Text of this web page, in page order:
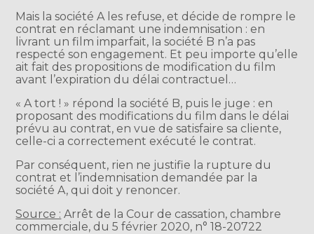
Mais la société A les refuse, et décide de rompre le
contrat en réclamant une indemnisation : en
livrant un film imparfait, la société B n’a pas
respecté son engagement. Et peu importe qu’elle
ait fait des propositions de modification du film
avant l’expiration du délai contractuel…
« A tort ! » répond la société B, puis le juge : en
proposant des modifications du film dans le délai
prévu au contrat, en vue de satisfaire sa cliente,
celle-ci a correctement exécuté le contrat.
Par conséquent, rien ne justifie la rupture du
contrat et l’indemnisation demandée par la
société A, qui doit y renoncer.
Source : Arrêt de la Cour de cassation, chambre
commerciale, du 5 février 2020, n° 18-20722